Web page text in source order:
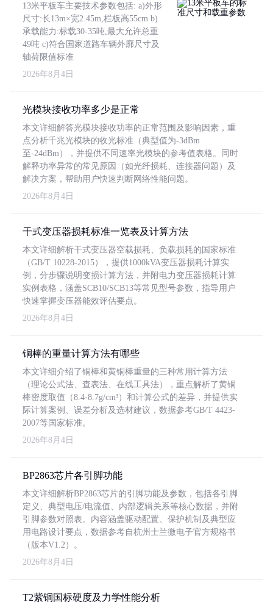
13米平板车主要技术参数包括: a)外形
尺寸:长13m×宽2.45m,栏板高55cm b)
承载能力:标载30-35吨,最大允许总重
49吨 c)符合国家道路车辆外廓尺寸及
轴荷限值标准
2026年8月4日
光模块接收功率多少是正常
本文详细解答光模块接收功率的正常范围及影响因素，重
点分析千兆光模块的收光标准（典型值为-3dBm
至-24dBm），并提供不同速率光模块的参考值表格。同时
解释功率异常的常见原因（如光纤损耗、连接器问题）及
解决方案，帮助用户快速判断网络性能问题。
2026年8月4日
干式变压器损耗标准一览表及计算方法
本文详细解析干式变压器空载损耗、负载损耗的国家标准
（GB/T 10228-2015），提供1000kVA变压器损耗计算实
例，分步骤说明变损计算方法，并附电力变压器损耗计算
实例表格，涵盖SCB10/SCB13等常见型号参数，指导用户
快速掌握变压器能效评估要点。
2026年8月4日
铜棒的重量计算方法有哪些
本文详细介绍了铜棒和黄铜棒重量的三种常用计算方法
（理论公式法、查表法、在线工具法），重点解析了黄铜
棒密度取值（8.4-8.7g/cm³）和计算公式的差异，并提供实
际计算案例、误差分析及选材建议，数据参考GB/T 4423-
2007等国家标准。
2026年8月4日
BP2863芯片各引脚功能
本文详细解析BP2863芯片的引脚功能及参数，包括各引脚
定义、典型电压/电流值、内部逻辑关系等核心数据，并附
引脚参数对照表。内容涵盖驱动配置、保护机制及典型应
用电路设计要点，数据参考自杭州士兰微电子官方规格书
（版本V1.2）。
2026年8月4日
T2紫铜国标硬度及力学性能分析